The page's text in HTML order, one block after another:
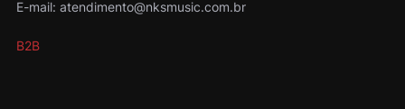
E-mail: atendimento@nksmusic.com.br
B2B